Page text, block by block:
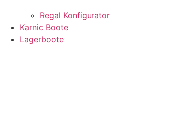
Regal Konfigurator
Karnic Boote
Lagerboote